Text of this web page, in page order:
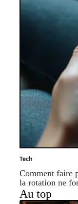
Tech
Comment faire
la rotation ne
Au top